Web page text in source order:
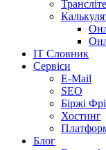
IT Словник
Сервіси
E-Mail
SEO
Біржі
Хостинг
Блог